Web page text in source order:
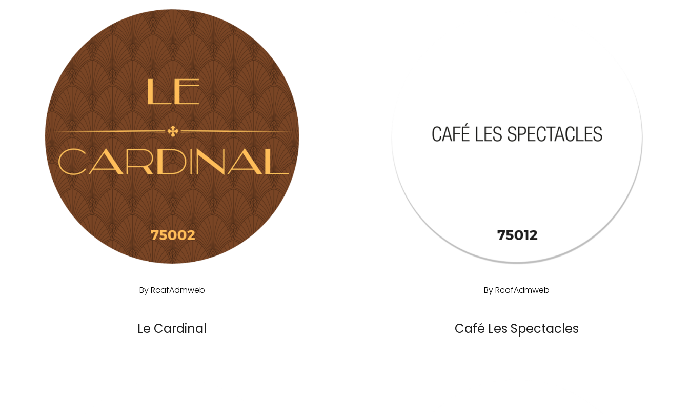
ByRcafAdmweb
Le Cardinal
ByRcafAdmweb
Café Les Spectacles